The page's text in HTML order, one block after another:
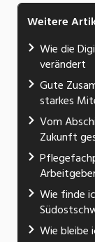
Weitere
Wie die
verändert
Gute
starkes
Vom
Zukunft
Wie finde
Wie bleibe